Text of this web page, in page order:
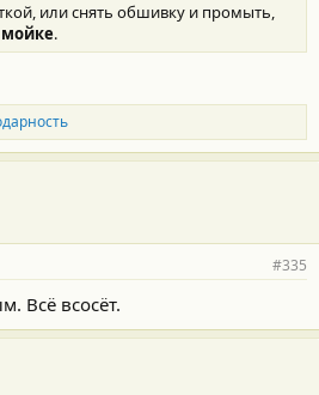
или снять обшивку и промыть,
мойке.
#335
Всё всосёт.